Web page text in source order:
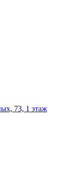
73, 1 этаж